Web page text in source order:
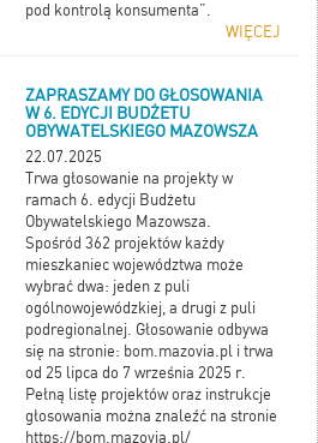
pod kontrolą konsumenta”.
WIĘCEJ
ZAPRASZAMY DO GŁOSOWANIA
W 6. EDYCJI BUDŻETU
OBYWATELSKIEGO MAZOWSZA
22.07.2025
Trwa głosowanie na projekty w
ramach 6. edycji Budżetu
Obywatelskiego Mazowsza.
Spośród 362 projektów każdy
mieszkaniec województwa może
wybrać dwa: jeden z puli
ogólnowojewódzkiej, a drugi z puli
podregionalnej. Głosowanie odbywa
się na stronie: bom.mazovia.pl i trwa
od 25 lipca do 7 września 2025 r.
Pełną listę projektów oraz instrukcje
głosowania można znaleźć na stronie
https://bom.mazovia.pl/